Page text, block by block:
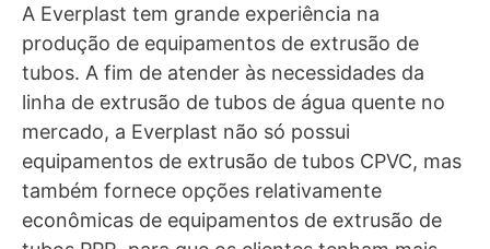
A Everplast tem grande experiência na
produção de equipamentos de extrusão de
tubos. A fim de atender às necessidades da
linha de extrusão de tubos de água quente no
mercado, a Everplast não só possui
equipamentos de extrusão de tubos CPVC, mas
também fornece opções relativamente
econômicas de equipamentos de extrusão de